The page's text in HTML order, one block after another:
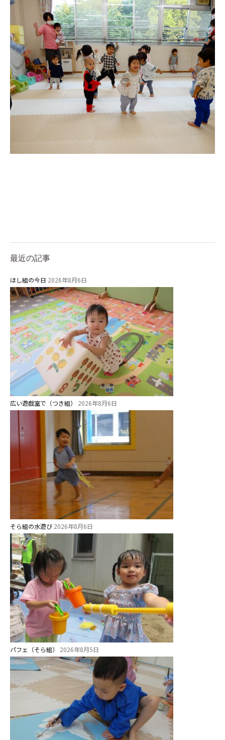
最近の記事
ほし組の今日 2026年8月6日
広い遊戯室で（つき組） 2026年8月6日
そら組の水遊び 2026年8月6日
パフェ（そら組） 2026年8月5日
お知らせ
今日の幼稚園
園児募集要項
教職員募集
園のこと
園舎案内
安⼼・安全対策
給⾷
課外教室
理事長のことば
教育と保育
美⽊多幼稚園の理想
園の1⽇
年間⾏事
預かり保育［ヒラソル ]
美⽊多チコス